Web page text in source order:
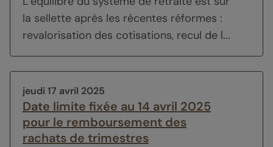
la sellette après les récentes réformes :
revalorisation des cotisations, recul de l...
jeudi 17 avril 2025
Date limite fixée au 14 avril 2025
pour le remboursement des
rachats de trimestres